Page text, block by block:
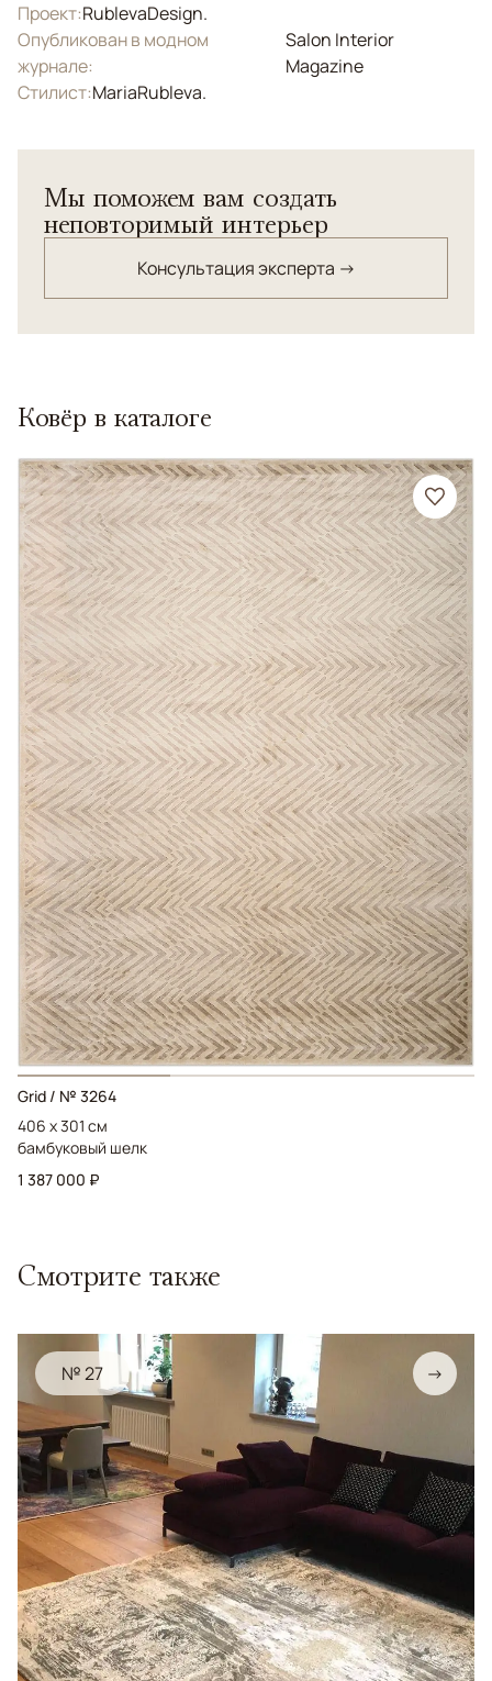
Проект:RublevaDesign.
Опубликован в модном
журнале:
Salon Interior
Magazine
Стилист:MariaRubleva.
Мы поможем вам создать
неповторимый интерьер
Консультация эксперта →
Ковёр в каталоге
Grid / № 3264
406 x 301 см
бамбуковый шелк
1 387 000 ₽
Смотрите также
№ 27 →